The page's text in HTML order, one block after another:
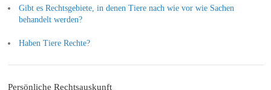
Gibt es Rechtsgebiete, in denen Tiere nach wie vor wie Sachen
behandelt werden?
Haben Tiere Rechte?
Persönliche Rechtsauskunft